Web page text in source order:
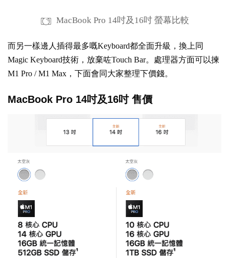
MacBook Pro 14吋及16吋 螢幕比較
而另一樣邊人插得最多嘅Keyboard都全面升級，換上同
Magic Keyboard技術，放棄咗Touch Bar。處理器方面可以揀
M1 Pro / M1 Max，下面會同大家整理下價錢。
MacBook Pro 14吋及16吋 售價